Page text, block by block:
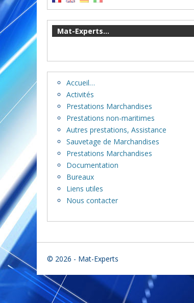
Mat-Experts...
Accueil…
Activités
Prestations Marchandises
Prestations non-maritimes
Autres prestations, Assistance
Sauvetage de Marchandises
Prestations Marchandises
Documentation
Bureaux
Liens utiles
Nous contacter
© 2026 - Mat-Experts